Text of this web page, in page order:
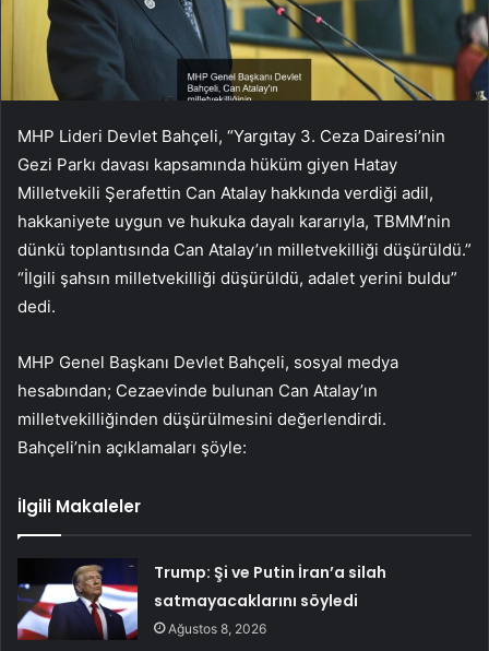
MHP Lideri Devlet Bahçeli, “Yargıtay 3. Ceza Dairesi’nin
Gezi Parkı davası kapsamında hüküm giyen Hatay
Milletvekili Şerafettin Can Atalay hakkında verdiği adil,
hakkaniyete uygun ve hukuka dayalı kararıyla, TBMM’nin
dünkü toplantısında Can Atalay’ın milletvekilliği düşürüldü.”
“İlgili şahsın milletvekilliği düşürüldü, adalet yerini buldu”
dedi.
MHP Genel Başkanı Devlet Bahçeli, sosyal medya
hesabından; Cezaevinde bulunan Can Atalay’ın
milletvekilliğinden düşürülmesini değerlendirdi.
Bahçeli’nin açıklamaları şöyle:
İlgili Makaleler
Trump: Şi ve Putin İran’a silah
satmayacaklarını söyledi
Ağustos 8, 2026